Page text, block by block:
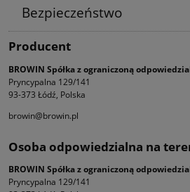
Bezpieczeństwo
Producent
BROWIN Spółka z ograniczoną
Pryncypalna 129/141
93-373 Łódź, Polska
browin@browin.pl
Osoba odpowiedzialna na
BROWIN Spółka z ograniczoną
Pryncypalna 129/141